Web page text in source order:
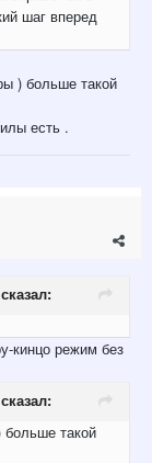
шаг вперед
) больше такой
есть .
сказал:
кинцо режим без
сказал:
такой